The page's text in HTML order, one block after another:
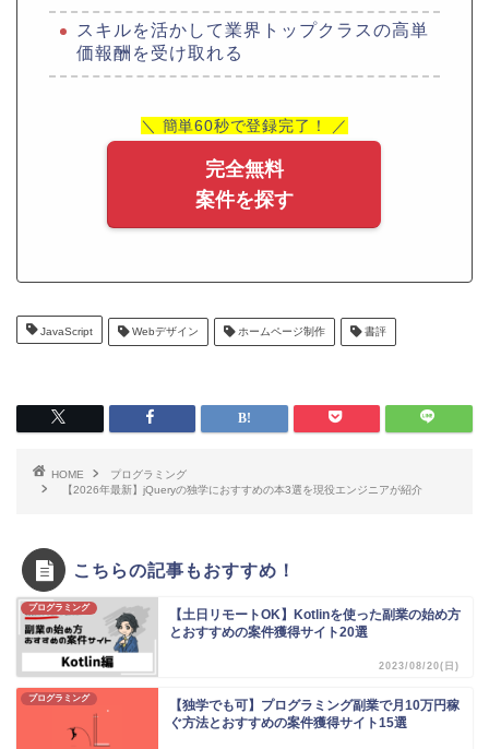
スキルを活かして業界トップクラスの高単
価報酬を受け取れる
＼ 簡単60秒で登録完了！ ／
完全無料
案件を探す
JavaScript Webデザイン ホームページ制作 書評
HOME
プログラミング
【2026年最新】jQueryの独学におすすめの本3選を現役エンジニアが紹介
こちらの記事もおすすめ！
プログラミング
【土日リモートOK】Kotlinを使った副業の始め方
とおすすめの案件獲得サイト20選
2023/08/20(日)
プログラミング
【独学でも可】プログラミング副業で月10万円稼
ぐ方法とおすすめの案件獲得サイト15選